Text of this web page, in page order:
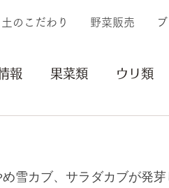
土のこだわり 野菜販売
報 果菜類 ウリ類
雪カブ、サラダカブが発